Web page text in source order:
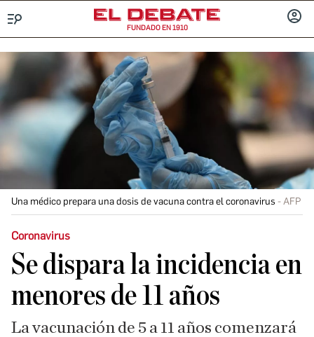
FUNDADO EN 1910
Una médico prepara una dosis de vacuna contra el coronavirus AFP
Coronavirus
Se dispara la incidencia en
menores de 11 años
La vacunación de 5 a 11 años comenzará